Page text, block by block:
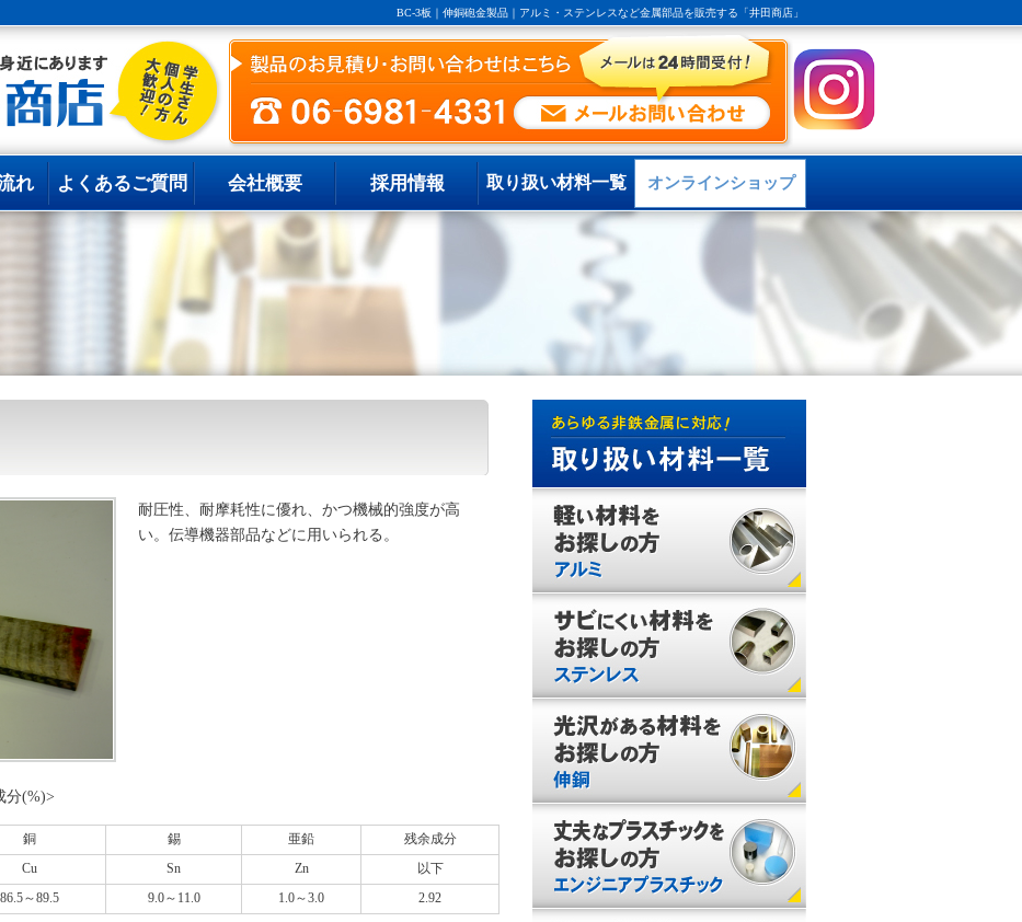
BC-3板｜伸銅砲金製品｜アルミ・ステンレスなど金属部品を販売する「井田商店」
れ よくあるご質問 会社概要 採用情報 取り扱い材料一覧 オンラインショップ
耐圧性、耐摩耗性に優れ、かつ機械的強度が高
い。伝導機器部品などに用いられる。
分(%)>
銅 錫 亜鉛
残余成分
Cu
Sn Zn
以下
86.5～89.5
9.0～11.0 1.0～3.0 2.92